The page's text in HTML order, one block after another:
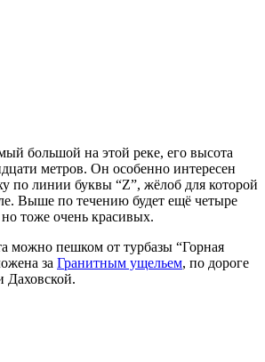
большой на этой реке, его высота
метров. Он особенно интересен
по линии буквы “Z”, жёлоб для которой
Выше по течению будет ещё четыре
тоже очень красивых.
можно пешком от турбазы “Горная
за Гранитным ущельем, по дороге